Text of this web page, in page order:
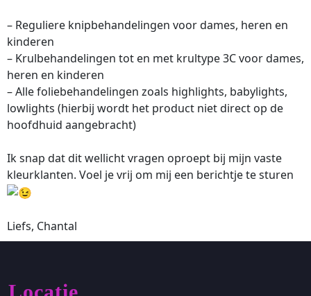
– Reguliere knipbehandelingen voor dames, heren en
kinderen
– Krulbehandelingen tot en met krultype 3C voor dames,
heren en kinderen
– Alle foliebehandelingen zoals highlights, babylights,
lowlights (hierbij wordt het product niet direct op de
hoofdhuid aangebracht)
Ik snap dat dit wellicht vragen oproept bij mijn vaste
kleurklanten. Voel je vrij om mij een berichtje te sturen
Liefs, Chantal
Locatie